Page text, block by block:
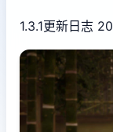
1.3.1更新日志